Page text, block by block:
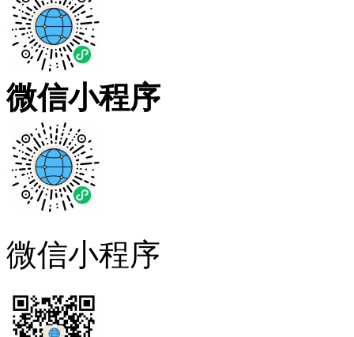
微信小程序
微信小程序